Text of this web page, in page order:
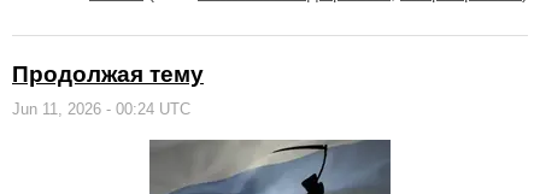
Продолжая тему
Jun 11, 2026 - 00:24 UTC